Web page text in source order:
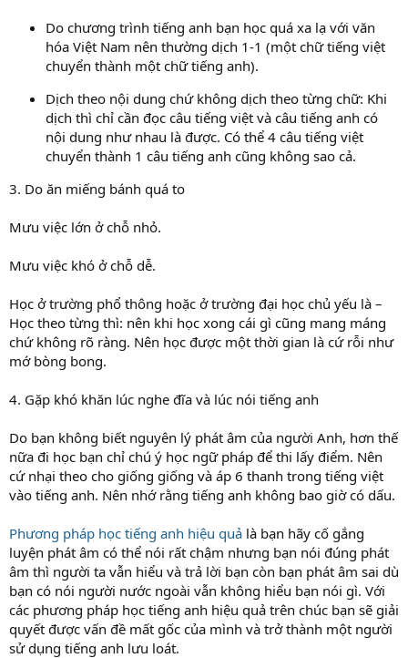
Do chương trình tiếng anh bạn học quá xa lạ với văn
hóa Việt Nam nên thường dịch 1-1 (một chữ tiếng việt
chuyển thành một chữ tiếng anh).
Dịch theo nội dung chứ không dịch theo từng chữ: Khi
dịch thì chỉ cần đọc câu tiếng việt và câu tiếng anh có
nội dung như nhau là được. Có thể 4 câu tiếng việt
chuyển thành 1 câu tiếng anh cũng không sao cả.
3. Do ăn miếng bánh quá to
Mưu việc lớn ở chỗ nhỏ.
Mưu việc khó ở chỗ dễ.
Học ở trường phổ thông hoặc ở trường đại học chủ yếu là –
Học theo từng thì: nên khi học xong cái gì cũng mang máng
chứ không rõ ràng. Nên học được một thời gian là cứ rỗi như
mớ bòng bong.
4. Gặp khó khăn lúc nghe đĩa và lúc nói tiếng anh
Do bạn không biết nguyên lý phát âm của người Anh, hơn thế
nữa đi học bạn chỉ chú ý học ngữ pháp để thi lấy điểm. Nên
cứ nhại theo cho giống giống và áp 6 thanh trong tiếng việt
vào tiếng anh. Nên nhớ rằng tiếng anh không bao giờ có dấu.
Phương pháp học tiếng anh hiệu quả là bạn hãy cố gắng
luyện phát âm có thể nói rất chậm nhưng bạn nói đúng phát
âm thì người ta vẫn hiểu và trả lời bạn còn bạn phát âm sai dù
bạn có nói người nước ngoài vẫn không hiểu bạn nói gì. Với
các phương pháp học tiếng anh hiệu quả trên chúc bạn sẽ giải
quyết được vấn đề mất gốc của mình và trở thành một người
sử dụng tiếng anh lưu loát.